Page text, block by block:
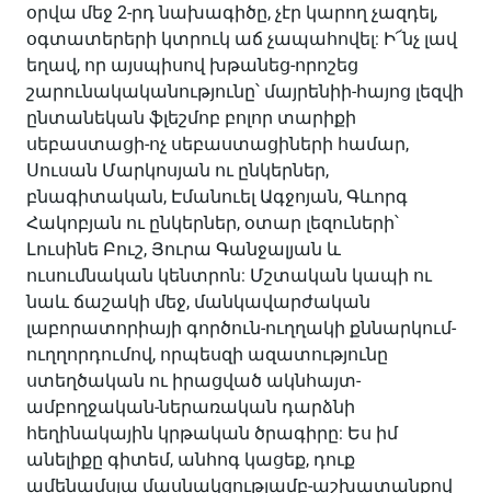
օրվա մեջ 2-րդ նախագիծը, չէր կարող չազդել,
օգտատերերի կտրուկ աճ չապահովել: Ի՜նչ լավ
եղավ, որ այսպիսով խթանեց-որոշեց
շարունակականությունը՝ մայրենիի-հայոց լեզվի
ընտանեկան ֆլեշմոբ բոլոր տարիքի
սեբաստացի-ոչ սեբաստացիների համար,
Սուսան Մարկոսյան ու ընկերներ,
բնագիտական, Էմանուել Ագջոյան, Գևորգ
Հակոբյան ու ընկերներ, օտար լեզուների՝
Լուսինե Բուշ, Յուրա Գանջալյան և
ուսումնական կենտրոն: Մշտական կապի ու
նաև ճաշակի մեջ, մանկավարժական
լաբորատորիայի գործուն-ուղղակի քննարկում-
ուղղորդումով, որպեսզի ազատությունը
ստեղծական ու իրացված ակնհայտ-
ամբողջական-ներառական դարձնի
հեղինակային կրթական ծրագիրը: Ես իմ
անելիքը գիտեմ, անհոգ կացեք, դուք
ամենամսյա մասնակցությամբ-աշխատանքով